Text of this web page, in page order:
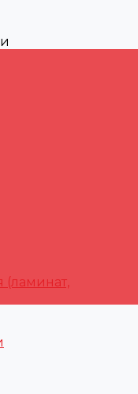
(ламинат,